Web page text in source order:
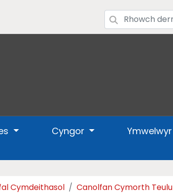
Cyngor Ymwelwyr
Cymdeithasol Canolfan Cymorth Teulu